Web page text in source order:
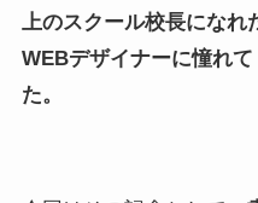
上のスクール校長になれ
WEBデザイナーに憧れ
た。